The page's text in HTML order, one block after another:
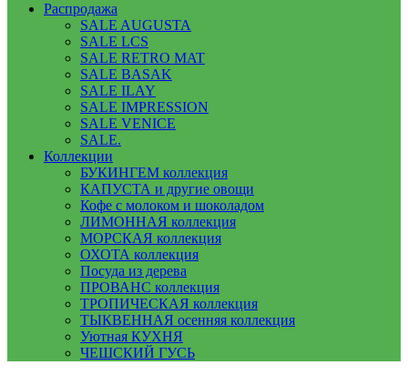
Распродажа
SALE AUGUSTA
SALE LCS
SALE RETRO MAT
SALE BASAK
SALE ILAY
SALE IMPRESSION
SALE VENICE
SALE.
Коллекции
БУКИНГЕМ коллекция
КАПУСТА и другие овощи
Кофе с молоком и шоколадом
ЛИМОННАЯ коллекция
МОРСКАЯ коллекция
ОХОТА коллекция
Посуда из дерева
ПРОВАНС коллекция
ТРОПИЧЕСКАЯ коллекция
ТЫКВЕННАЯ осенняя коллекция
Уютная КУХНЯ
ЧЕШСКИЙ ГУСЬ